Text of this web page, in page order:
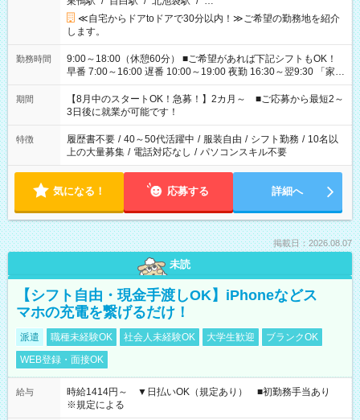
≪自宅からドアtoドアで30分以内！≫ご希望の勤務地を紹介
します。
勤務時間
9:00～18:00（休憩60分） ■ご希望があれば下記シフトもOK！
早番 7:00～16:00 遅番 10:00～19:00 夜勤 16:30～翌9:30 「家族
と休みを合わせたい」 「余裕を持って夕飯の準備がしたい」
「できれば残業はしたくない」 など、ご希望を教えてください
ね。 ※Wワーク希望の方へ 今ご覧のお仕事で希望する勤務時間
と、もう1つのお仕事の勤務時間。 合計で週40時間を超える場
合は応募できません。
期間
【8月中のスタートOK！急募！】2カ月～ ■ご応募から最短2～
3日後に就業が可能です！
特徴 履歴書不要 / 40～50代活躍中 / 服装自由 / シフト勤務 / 10名以
上の大量募集 / 電話対応なし / パソコンスキル不要
気になる！ 応募する 詳細へ
掲載日：2026.08.07
未読
【シフト自由・現金手渡しOK】iPhoneなどス
マホの充電を繋げるだけ！
派遣 職種未経験OK 社会人未経験OK 大学生歓迎
ブランクOK
WEB登録・面接OK
給与
時給1414円～ ▼日払いOK（規定あり） ■初勤務手当あり
※規定による